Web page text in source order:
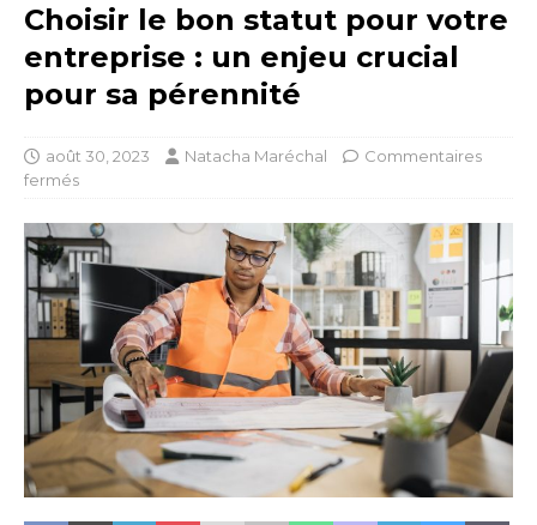
Choisir le bon statut pour votre
entreprise : un enjeu crucial
pour sa pérennité
août 30, 2023 Natacha Maréchal
Commentaires
fermés